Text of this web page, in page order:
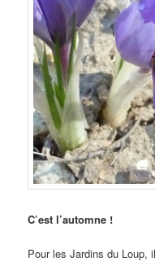
C’est l’automne !
Pour les Jardins du Loup,